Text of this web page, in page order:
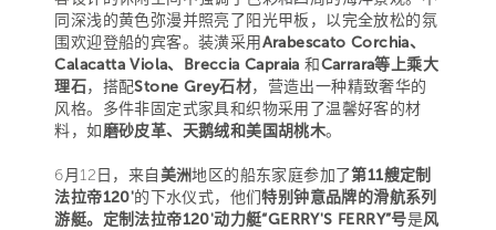
同深浅的黄色弥漫并照亮了阳光甲板，以完全放松的氛
围欢迎登船的宾客。装潢采用Arabescato Corchia、
Calacatta Viola、Breccia Capraia 和Carrara等上乘大
理石，搭配Stone Grey石材，营造出一种精致奢华的
风格。多件非固定式家具和织物采用了温馨好客的材
料，如磨砂皮革、天鹅绒和美国胡桃木。
6月12日，来自美洲地区的船东家庭参加了第11艘定制
法拉帝120'的下水仪式，他们特别钟意品牌的滑航系列
游艇。定制法拉帝120'动力艇“GERRY'S FERRY”号是风